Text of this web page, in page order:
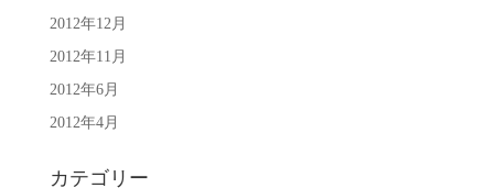
2012年12月
2012年11月
2012年6月
2012年4月
カテゴリー